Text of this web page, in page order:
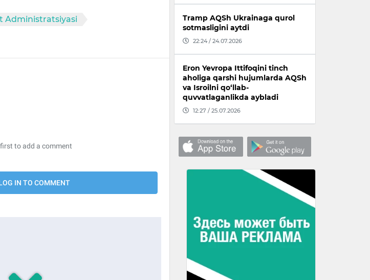
Administratsiyasi
Tramp AQSh Ukrainaga qurol
sotmasligini aytdi
22:24 / 24.07.2026
Eron Yevropa Ittifoqini tinch
aholiga qarshi hujumlarda AQSh
va Isroilni qo‘llab-
quvvatlaganlikda aybladi
12:27 / 25.07.2026